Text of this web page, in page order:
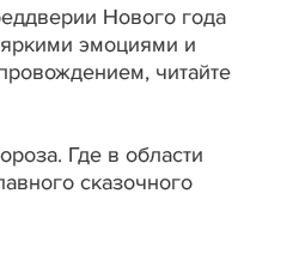
Нового года
эмоциями и
читайте